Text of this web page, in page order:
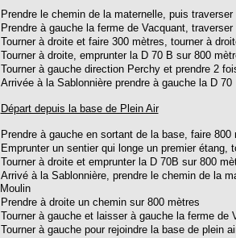
Prendre le chemin de la maternelle, puis
Prendre à gauche la ferme de Vacquant,
Tourner à droite et faire 300 mètres, tourner à
Tourner à droite, emprunter la D 70 B sur 800
Tourner à gauche direction Perchy et prendre 2
Arrivée à la Sablonnière prendre à gauche la D
Départ depuis la base de Plein Air
Prendre à gauche en sortant de la base, faire
Emprunter un sentier qui longe un premier étang,
Tourner à droite et emprunter la D 70B sur 800
Arrivé à la Sablonnière, prendre le chemin de la
Moulin
Prendre à droite un chemin sur 800 mètres
Tourner à gauche et laisser à gauche la ferme de
Tourner à gauche pour rejoindre la base de plein